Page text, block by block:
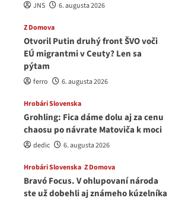
JNS 6. augusta 2026
Z Domova
Otvoril Putin druhý front ŠVO voči
EÚ migrantmi v Ceuty? Len sa
pýtam
ferro 6. augusta 2026
Hrobári Slovenska
Grohling: Fica dáme dolu aj za cenu
chaosu po návrate Matoviča k moci
dedic 6. augusta 2026
Hrobári Slovenska Z Domova
Bravó Focus. V ohlupovaní národa
ste už dobehli aj známeho kúzelníka